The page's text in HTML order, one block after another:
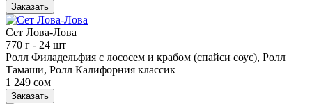
Заказать
Сет Лова-Лова
770 г - 24 шт
Ролл Филадельфия с лососем и крабом (спайси соус), Ролл
Тамаши, Ролл Калифорния классик
1 249 сом
Заказать